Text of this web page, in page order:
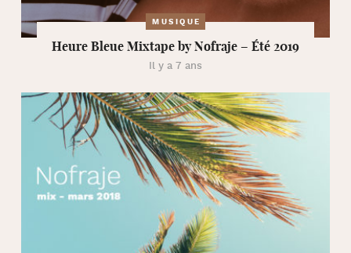
MUSIQUE
Heure Bleue Mixtape by Nofraje – Été 2019
Il y a 7 ans